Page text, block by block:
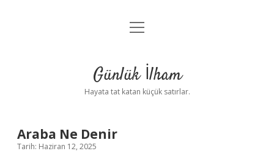
Anasayfa
Yasal Uyarı
menüyü
Günlük İlham
Hayata tat katan küçük satırlar.
Araba Ne Denir
Tarih: Haziran 12, 2025